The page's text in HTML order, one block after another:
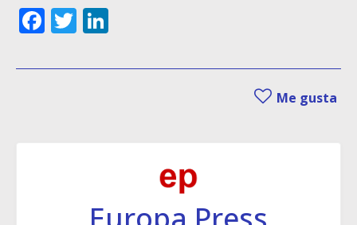
Facebook
Twitter
Me gusta